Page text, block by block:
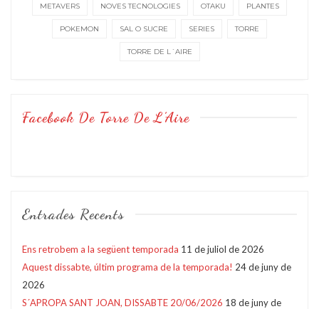
METAVERS NOVES TECNOLOGIES OTAKU PLANTES
POKEMON SAL O SUCRE SERIES TORRE
TORRE DE L´AIRE
Facebook De Torre De L’Aire
Entrades Recents
Ens retrobem a la següent temporada 11 de juliol de 2026
Aquest dissabte, últim programa de la temporada! 24 de juny de
2026
S´APROPA SANT JOAN, DISSABTE 20/06/2026 18 de juny de